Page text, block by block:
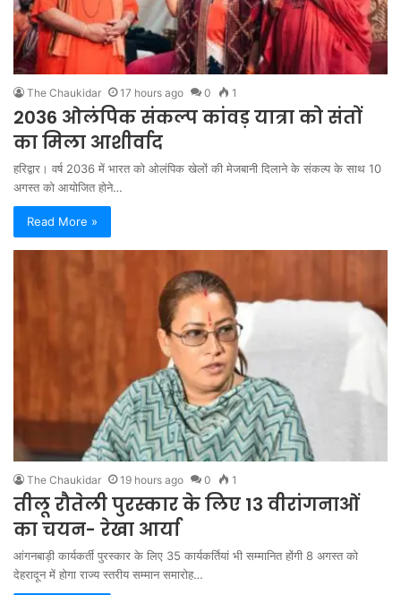
The Chaukidar 17 hours ago 0 1
2036 ओलंपिक संकल्प कांवड़ यात्रा को संतों
का मिला आशीर्वाद
हरिद्वार। वर्ष 2036 में भारत को ओलंपिक खेलों की मेजबानी दिलाने के संकल्प के साथ 10
अगस्त को आयोजित होने…
Read More »
The Chaukidar 19 hours ago 0 1
तीलू रौतेली पुरस्कार के लिए 13 वीरांगनाओं
का चयन- रेखा आर्या
आंगनबाड़ी कार्यकर्ती पुरस्कार के लिए 35 कार्यकर्तियां भी सम्मानित होंगी 8 अगस्त को
देहरादून में होगा राज्य स्तरीय सम्मान समारोह…